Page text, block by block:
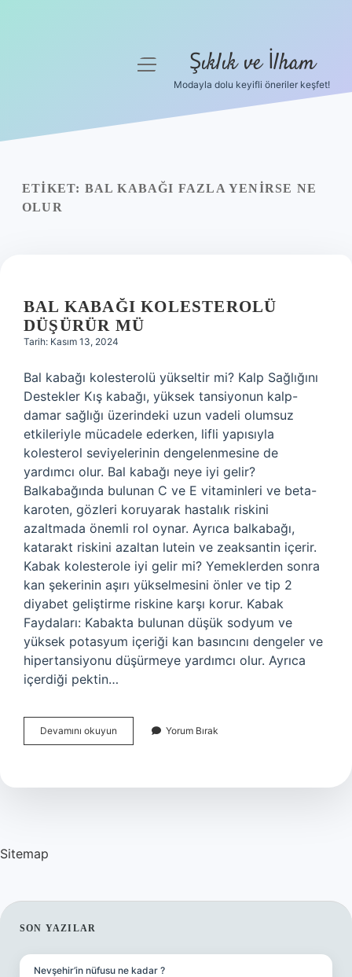
Yasal Uyarı
menüyü
Şıklık ve İlham
Modayla dolu keyifli öneriler keşfet!
ETIKET: BAL KABAĞI FAZLA YENIRSE NE
OLUR
BAL KABAĞI KOLESTEROLÜ
DÜŞÜRÜR MÜ
Tarih: Kasım 13, 2024
Bal kabağı kolesterolü yükseltir mi? Kalp Sağlığını
Destekler Kış kabağı, yüksek tansiyonun kalp-
damar sağlığı üzerindeki uzun vadeli olumsuz
etkileriyle mücadele ederken, lifli yapısıyla
kolesterol seviyelerinin dengelenmesine de
yardımcı olur. Bal kabağı neye iyi gelir?
Balkabağında bulunan C ve E vitaminleri ve beta-
karoten, gözleri koruyarak hastalık riskini
azaltmada önemli rol oynar. Ayrıca balkabağı,
katarakt riskini azaltan lutein ve zeaksantin içerir.
Kabak kolesterole iyi gelir mi? Yemeklerden sonra
kan şekerinin aşırı yükselmesini önler ve tip 2
diyabet geliştirme riskine karşı korur. Kabak
Faydaları: Kabakta bulunan düşük sodyum ve
yüksek potasyum içeriği kan basıncını dengeler ve
hipertansiyonu düşürmeye yardımcı olur. Ayrıca
içerdiği pektin…
Devamını okuyun
Kabağı
Mü
Yorum Bırak
Sitemap
SIDEBAR
SON YAZILAR
Nevşehir’in nüfusu ne kadar ?